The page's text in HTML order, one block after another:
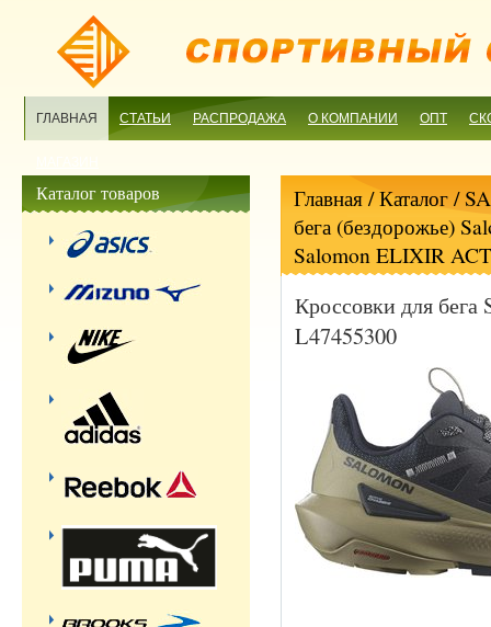
ГЛАВНАЯ СТАТЬИ РАСПРОДАЖА О КОМПАНИИ ОПТ
Главная/ Каталог /
бега (бездорожье)
Salomon ELIXIR
Кроссовки для
L47455300
Каталог товаров